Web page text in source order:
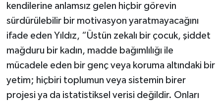
kendilerine anlamsız gelen hiçbir görevin
sürdürülebilir bir motivasyon yaratmayacağını
ifade eden Yıldız, “Üstün zekalı bir çocuk, şiddet
mağduru bir kadın, madde bağımlılığı ile
mücadele eden bir genç veya koruma altındaki bir
yetim; hiçbiri toplumun veya sistemin birer
projesi ya da istatistiksel verisi değildir. Onları